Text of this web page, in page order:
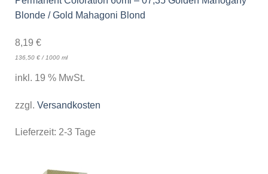
Blonde / Gold Mahagoni Blond
8,19 €
136,50 €/ 1000 ml
inkl. 19 % MwSt.
zzgl. Versandkosten
Lieferzeit: 2-3 Tage